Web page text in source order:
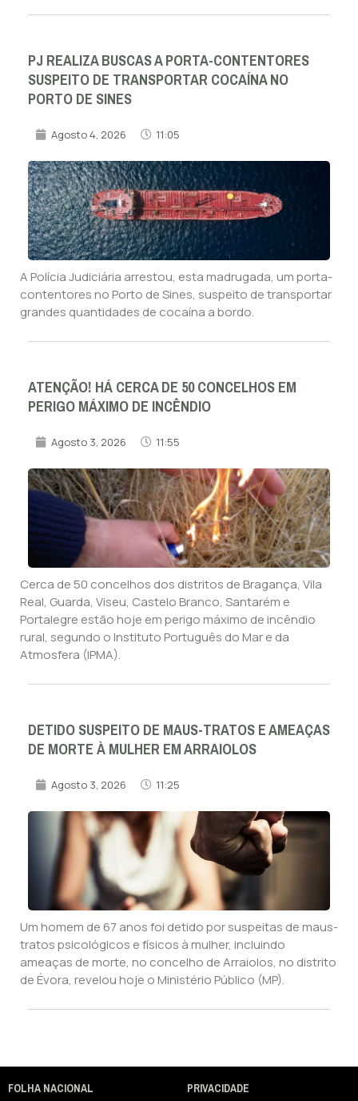
PJ REALIZA BUSCAS A PORTA-CONTENTORES
SUSPEITO DE TRANSPORTAR COCAÍNA NO
PORTO DE SINES
Agosto 4, 2026 11:05
A Polícia Judiciária arrestou, esta madrugada, um porta-
contentores no Porto de Sines, suspeito de transportar
grandes quantidades de cocaína a bordo.
ATENÇÃO! HÁ CERCA DE 50 CONCELHOS EM
PERIGO MÁXIMO DE INCÊNDIO
Agosto 3, 2026 11:55
Cerca de 50 concelhos dos distritos de Bragança, Vila
Real, Guarda, Viseu, Castelo Branco, Santarém e
Portalegre estão hoje em perigo máximo de incêndio
rural, segundo o Instituto Português do Mar e da
Atmosfera (IPMA).
DETIDO SUSPEITO DE MAUS-TRATOS E AMEAÇAS
DE MORTE À MULHER EM ARRAIOLOS
Agosto 3, 2026 11:25
Um homem de 67 anos foi detido por suspeitas de maus-
tratos psicológicos e físicos à mulher, incluindo
ameaças de morte, no concelho de Arraiolos, no distrito
de Évora, revelou hoje o Ministério Público (MP).
FOLHA NACIONAL PRIVACIDADE